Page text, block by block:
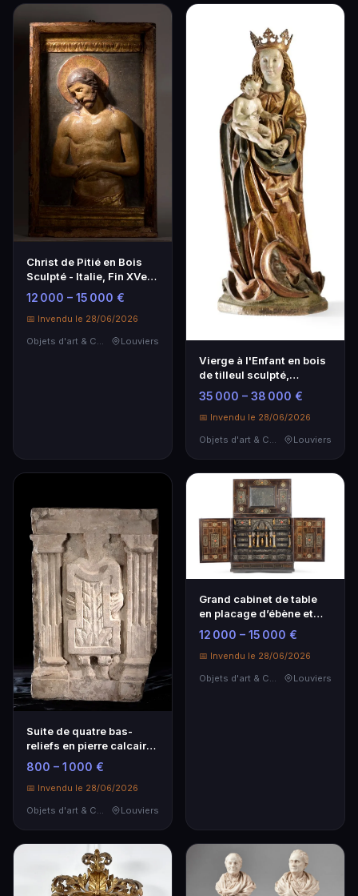
Christ de Pitié en Bois
Sculpté - Italie, Fin XVe
Siècle
12 000 – 15 000 €
📅 Invendu le 28/06/2026
Objets d'art & Curiosités
Louviers
Vierge à l'Enfant en bois
de tilleul sculpté,
Franconie 1490-1500
35 000 – 38 000 €
📅 Invendu le 28/06/2026
Louviers
Suite de quatre bas-
reliefs en pierre calcaire
sculptés - France, vers
1580
800 – 1 000 €
📅 Invendu le 28/06/2026
Louviers
Grand cabinet de table
en placage d’ébène et
marqueterie d'ivoire -
Italie
12 000 – 15 000 €
📅 Invendu le 28/06/2026
Objets d'art & Curiosités
Louviers